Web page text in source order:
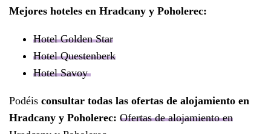
Mejores hoteles en Hradcany y Poholerec:
Hotel Golden Star
Hotel Questenberk
Hotel Savoy
Podéis consultar todas las ofertas de alojamiento en
Hradcany y Poholerec: Ofertas de alojamiento en